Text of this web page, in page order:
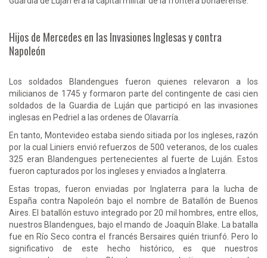
Hijos de Mercedes en las Invasiones Inglesas y contra
Napoleón
Los soldados Blandengues fueron quienes relevaron a los
milicianos de 1745 y formaron parte del contingente de casi cien
soldados de la Guardia de Luján que participó en las invasiones
inglesas en Pedriel a las ordenes de Olavarría.
En tanto, Montevideo estaba siendo sitiada por los ingleses, razón
por la cual Liniers envió refuerzos de 500 veteranos, de los cuales
325 eran Blandengues pertenecientes al fuerte de Luján. Estos
fueron capturados por los ingleses y enviados a Inglaterra.
Estas tropas, fueron enviadas por Inglaterra para la lucha de
España contra Napoleón bajo el nombre de Batallón de Buenos
Aires. El batallón estuvo integrado por 20 mil hombres, entre ellos,
nuestros Blandengues, bajo el mando de Joaquín Blake. La batalla
fue en Río Seco contra el francés Bersaires quién triunfó. Pero lo
significativo de este hecho histórico, es que nuestros